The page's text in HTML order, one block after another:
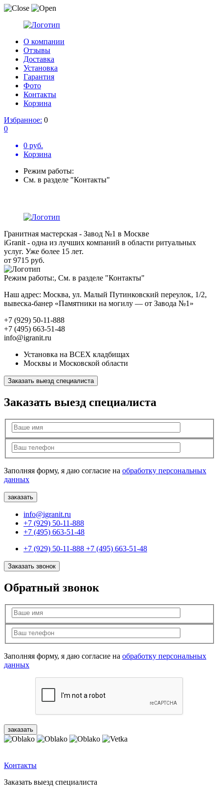
О компании
Отзывы
Доставка
Установка
Гарантия
Фото
Контакты
Корзина
Избранное: 0
0
0 руб.
Корзина
Режим работы:
См. в разделе "Контакты"
Гранитная мастерская - Завод №1 в Москве
iGranit - одна из лучших компаний в области ритуальных
услуг. Уже более 15 лет.
от 9715 руб.
Режим работы:, См. в разделе "Контакты"
Наш адрес: Москва, ул. Малый Путинковский переулок, 1/2,
вывеска-банер «Памятники на могилу — от Завода №1»
+7 (929) 50-11-888
+7 (495) 663-51-48
info@igranit.ru
Установка на ВСЕХ кладбищах
Москвы и Московской области
Заказать выезд специалиста
Заказать выезд специалиста
Заполняя форму, я даю согласие на обработку персональных
данных
info@igranit.ru
+7 (929) 50-11-888
+7 (495) 663-51-48
+7 (929) 50-11-888 +7 (495) 663-51-48
Заказать звонок
Обратный звонок
Заполняя форму, я даю согласие на обработку персональных
данных
Контакты
Заказать выезд специалиста